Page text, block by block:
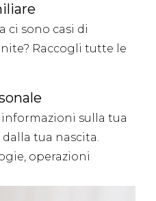
ci sono casi di
Raccogli tutte le
sulla tua
tua nascita.
operazioni